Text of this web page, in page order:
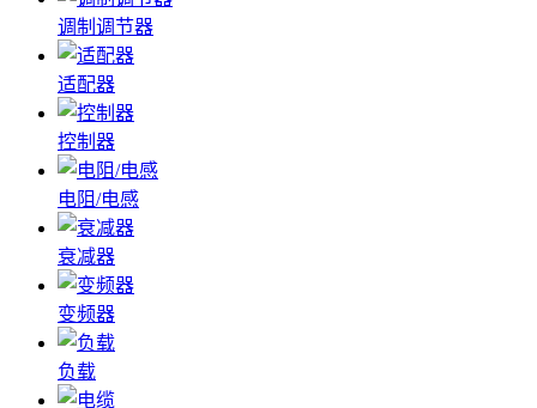
调制调节器
适配器
控制器
电阻/电感
衰减器
变频器
负载